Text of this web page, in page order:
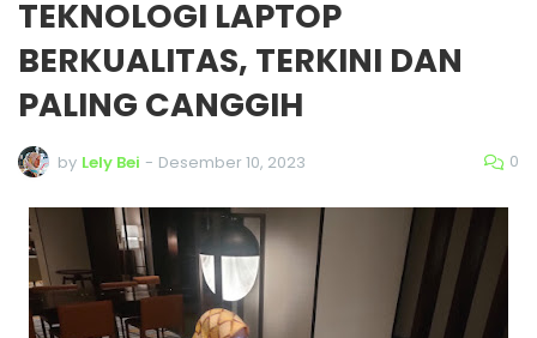
TEKNOLOGI LAPTOP
BERKUALITAS, TERKINI DAN
PALING CANGGIH
by Lely Bei - Desember 10, 2023 0